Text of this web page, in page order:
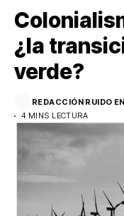
¿la
verde?
REDACCIÓN RUIDO
4 MINS LECTURA